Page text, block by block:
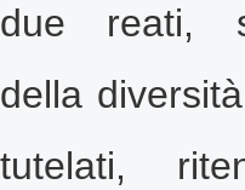
due reati,
della
tutelati,